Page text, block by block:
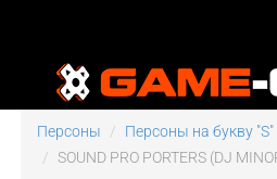
Персоны
Персоны на букву "S"
SOUND PRO PORTERS (DJ